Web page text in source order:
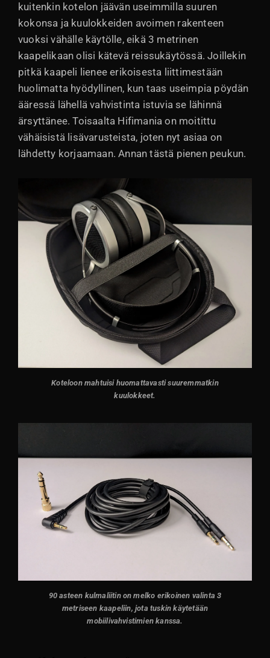
kuitenkin kotelon jäävän useimmilla suuren
kokonsa ja kuulokkeiden avoimen rakenteen
vuoksi vähälle käytölle, eikä 3 metrinen
kaapelikaan olisi kätevä reissukäytössä. Joillekin
pitkä kaapeli lienee erikoisesta liittimestään
huolimatta hyödyllinen, kun taas useimpia pöydän
ääressä lähellä vahvistinta istuvia se lähinnä
ärsyttänee. Toisaalta Hifimania on moitittu
vähäisistä lisävarusteista, joten nyt asiaa on
lähdetty korjaamaan. Annan tästä pienen peukun.
Koteloon mahtuisi huomattavasti suuremmatkin
kuulokkeet.
90 asteen kulmaliitin on melko erikoinen valinta 3
metriseen kaapeliin, jota tuskin käytetään
mobiilivahvistimien kanssa.